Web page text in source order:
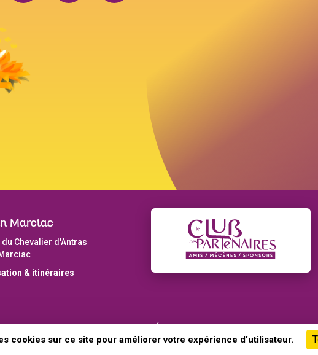
Marciac
du Chevalier d'Antras
& itinéraires
POLITIQUE DE
cookies sur ce site pour améliorer votre expérience d'utilisateur.